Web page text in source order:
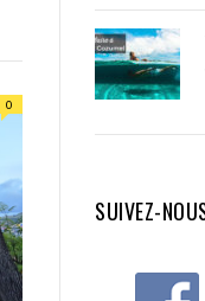
0
SUIVEZ-